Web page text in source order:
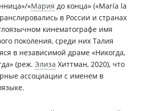
«Мария до конца» («María la
в России и странах
кинематографе имя
поколения, среди них Талия
в независимой драме «Никогда,
(реж. Элиза Хиттман, 2020), что
ассоциации с именем в